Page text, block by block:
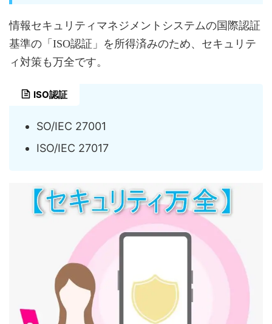
情報セキュリティマネジメントシステムの国際認証
基準の「ISO認証」を所得済みのため、セキュリテ
ィ対策も万全です。
ISO認証
SO/IEC 27001
ISO/IEC 27017